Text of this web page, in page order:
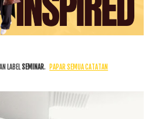
LABELSEMINAR. PAPAR SEMUA CATATAN